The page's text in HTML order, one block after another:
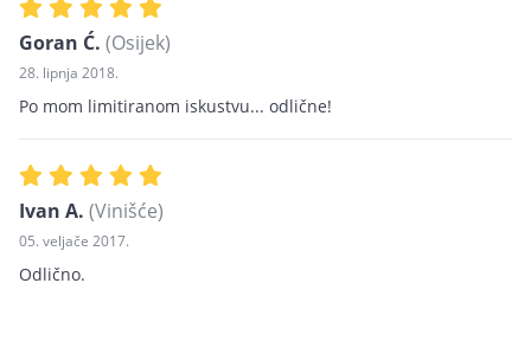
Goran Ć. (Osijek)
28. lipnja 2018.
Po mom limitiranom iskustvu... odlične!
Ivan A. (Vinišće)
05. veljače 2017.
Odlično.